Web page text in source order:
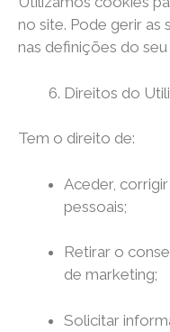
no site. Pode gerir as
nas definições do
Direitos do
Tem o direito de:
Aceder,
pessoais;
Retirar o
de marketing;
Solicitar